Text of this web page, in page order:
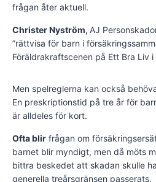
frågan åter aktuell.
Christer Nyström, AJ
”rättvisa för barn i
Föräldrakraftscenen på Ett Bra Liv
Men spelreglerna kan också
En preskriptionstid på tre år för
är alldeles för kort.
Ofta blir frågan om
barnet blir myndigt, men då möts
bittra beskedet att skadan skulle
generella treårsgränsen passerats.